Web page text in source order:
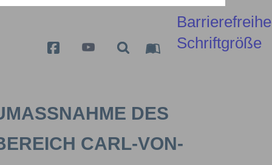
DES A
CARL-VON-E